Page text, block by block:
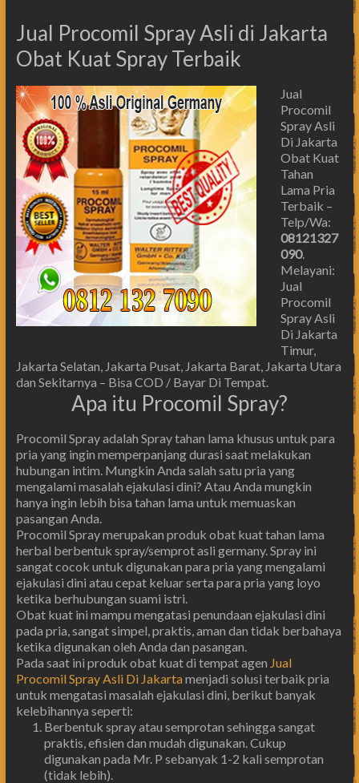
Jual Procomil Spray Asli di Jakarta
Obat Kuat Spray Terbaik
Jual
Procomil
Spray Asli
Di Jakarta
Obat Kuat
Tahan
Lama Pria
Terbaik –
Telp/Wa:
08121327
090.
Melayani:
Jual
Procomil
Spray Asli
Di Jakarta
Timur,
Jakarta Selatan, Jakarta Pusat, Jakarta Barat, Jakarta Utara
dan Sekitarnya – Bisa COD / Bayar Di Tempat.
Apa itu Procomil Spray?
Procomil Spray adalah Spray tahan lama khusus untuk para
pria yang ingin memperpanjang durasi saat melakukan
hubungan intim. Mungkin Anda salah satu pria yang
mengalami masalah ejakulasi dini? Atau Anda mungkin
hanya ingin lebih bisa tahan lama untuk memuaskan
pasangan Anda.
Procomil Spray merupakan produk obat kuat tahan lama
herbal berbentuk spray/semprot asli germany. Spray ini
sangat cocok untuk digunakan para pria yang mengalami
ejakulasi dini atau cepat keluar serta para pria yang loyo
ketika berhubungan suami istri.
Obat kuat ini mampu mengatasi penundaan ejakulasi dini
pada pria, sangat simpel, praktis, aman dan tidak berbahaya
ketika digunakan oleh Anda dan pasangan.
Pada saat ini produk obat kuat di tempat agen Jual
Procomil Spray Asli Di Jakartamenjadi solusi terbaik pria
untuk mengatasi masalah ejakulasi dini, berikut banyak
kelebihannya seperti:
Berbentuk spray atau semprotan sehingga sangat
praktis, efisien dan mudah digunakan. Cukup
digunakan pada Mr. P sebanyak 1-2 kali semprotan
(tidak lebih).